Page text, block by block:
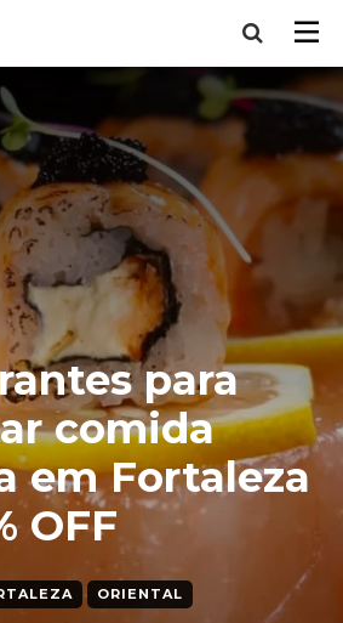
para
comida
em Fortaleza
OFF
ORIENTAL